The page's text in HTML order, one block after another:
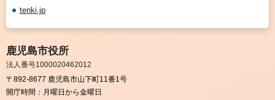
tenki.jp
鹿児島市役所
法人番号1000020462012
〒892-8677 鹿児島市山下町11番1号
開庁時間： 月曜日から金曜日